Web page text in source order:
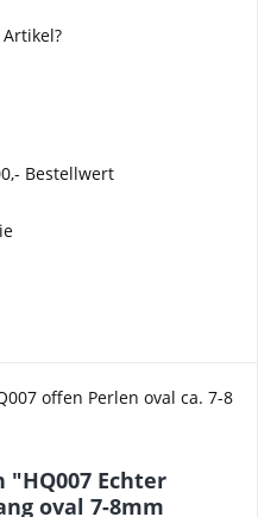
Bestellwert
offen Perlen oval ca. 7-8
Echter
oval 7-8mm